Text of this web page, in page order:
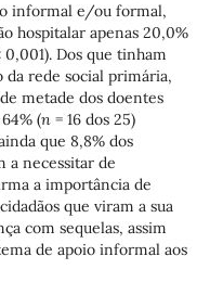
informal e/ou formal,
hospitalar apenas 20,0%
0,001). Dos que tinham
rede social primária,
metade dos doentes
(n = 16 dos 25)
que 8,8% dos
a necessitar de
a importância de
que viram a sua
com sequelas, assim
de apoio informal aos